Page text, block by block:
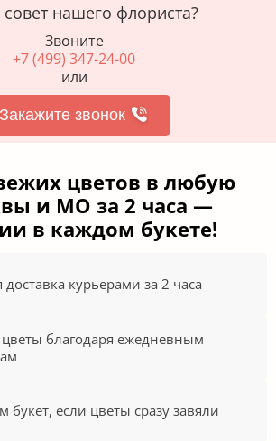
нашего флориста?
Звоните
+7 (499) 347-24-00
или
Закажите звонок
цветов в любую
и МО за 2 часа —
в каждом букете!
доставка курьерами за 2 часа
благодаря ежедневным
букет, если цветы сразу завяли